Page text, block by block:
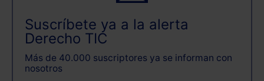
Suscríbete ya a la alerta
Derecho TIC
Más de 40.000 suscriptores ya se informan con
nosotros